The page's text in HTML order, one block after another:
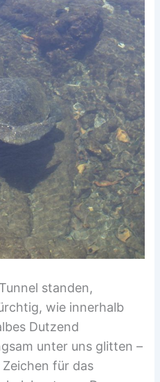
standen,
wie innerhalb
Dutzend
unter uns glitten –
für das